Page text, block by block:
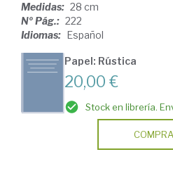
Medidas: 28 cm
Nº Pág.: 222
Idiomas: Español
Papel: Rústica
20,00 €
Stock en librería.